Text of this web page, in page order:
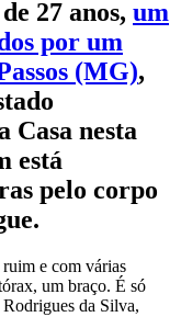
27 anos, um
por um
(MG),
Casa nesta
está
pelo corpo
e com várias
um braço. É só
Rodrigues da Silva,